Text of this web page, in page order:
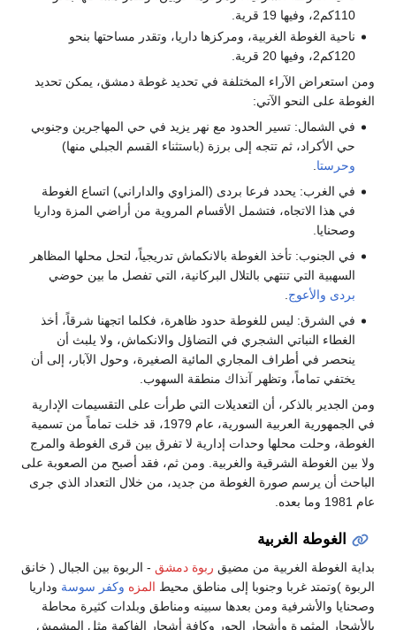
110كم2، وفيها 19 قرية.
ناحية الغوطة الغربية، ومركزها داريا، وتقدر مساحتها بنحو
120كم2، وفيها 20 قرية.
ومن استعراض الآراء المختلفة في تحديد غوطة دمشق، يمكن تحديد
الغوطة على النحو الآتي:
في الشمال: تسير الحدود مع نهر يزيد في حي المهاجرين وجنوبي
حي الأكراد، ثم تتجه إلى برزة (باستثناء القسم الجبلي منها)
وحرستا
في الغرب: يحدد فرعا بردى (المزاوي والداراني) اتساع الغوطة
في هذا الاتجاه، فتشمل الأقسام المروية من أراضي المزة وداريا
وصحنايا.
في الجنوب: تأخذ الغوطة بالانكماش تدريجياً، لتحل محلها المظاهر
السهبية التي تنتهي بالتلال البركانية، التي تفصل ما بين حوضي
بردى والأعوج
في الشرق: ليس للغوطة حدود ظاهرة، فكلما اتجهنا شرقاً، أخذ
الغطاء النباتي الشجري في التضاؤل والانكماش، ولا يلبث أن
ينحصر في أطراف المجاري المائية الصغيرة، وحول الآبار، إلى أن
يختفي تماماً، وتظهر آنذاك منطقة السهوب.
ومن الجدير بالذكر، أن التعديلات التي طرأت على التقسيمات الإدارية
في الجمهورية العربية السورية، عام 1979، قد خلت تماماً من تسمية
الغوطة، وحلت محلها وحدات إدارية لا تفرق بين قرى الغوطة والمرج
ولا بين الغوطة الشرقية والغربية. ومن ثم، فقد أصبح من الصعوبة على
الباحث أن يرسم صورة الغوطة من جديد، من خلال التعداد الذي جرى
عام 1981 وما بعده.
الغوطة الغربية
بداية الغوطة الغربية من مضيق ربوة دمشق - الربوة بين الجبال ( خانق
الربوة )وتمتد غربا وجنوبا إلى مناطق محيط المزه وكفر سوسة وداريا
وصحنايا والأشرفية ومن بعدها سبينه ومناطق وبلدات كثيرة محاطة
بالأشجار المثمرة وأشجار الحور وكافة أشجار الفاكهة مثل المشمش